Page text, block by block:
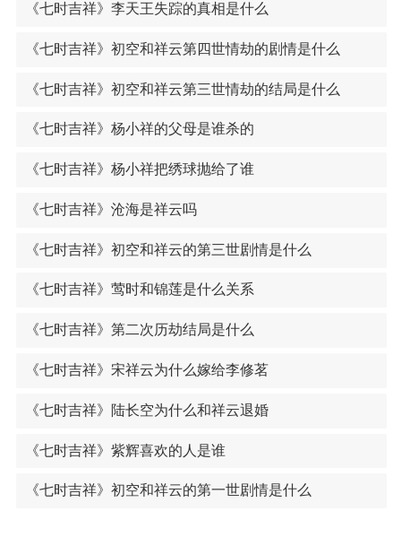
《七时吉祥》李天王失踪的真相是什么
《七时吉祥》初空和祥云第四世情劫的剧情是什么
《七时吉祥》初空和祥云第三世情劫的结局是什么
《七时吉祥》杨小祥的父母是谁杀的
《七时吉祥》杨小祥把绣球抛给了谁
《七时吉祥》沧海是祥云吗
《七时吉祥》初空和祥云的第三世剧情是什么
《七时吉祥》莺时和锦莲是什么关系
《七时吉祥》第二次历劫结局是什么
《七时吉祥》宋祥云为什么嫁给李修茗
《七时吉祥》陆长空为什么和祥云退婚
《七时吉祥》紫辉喜欢的人是谁
《七时吉祥》初空和祥云的第一世剧情是什么